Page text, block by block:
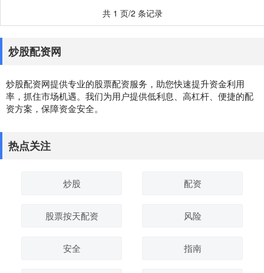
共 1 页/2 条记录
炒股配资网
炒股配资网提供专业的股票配资服务，助您快速提升资金利用
率，抓住市场机遇。我们为用户提供低利息、高杠杆、便捷的配
资方案，保障资金安全。
热点关注
炒股 配资
股票按天配资 风险
安全 指南